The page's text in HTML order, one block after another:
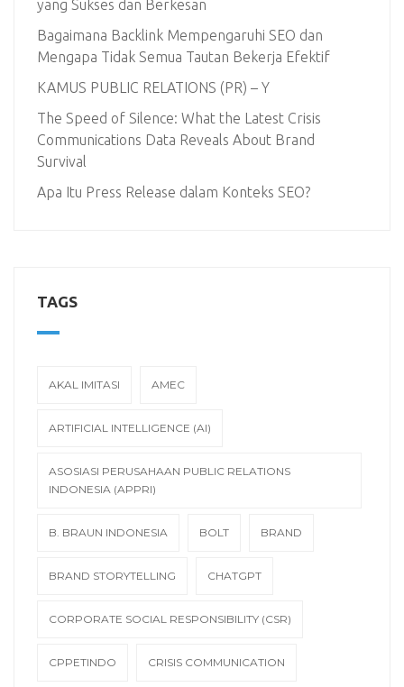
yang Sukses dan Berkesan
Bagaimana Backlink Mempengaruhi SEO dan
Mengapa Tidak Semua Tautan Bekerja Efektif
KAMUS PUBLIC RELATIONS (PR) – Y
The Speed of Silence: What the Latest Crisis
Communications Data Reveals About Brand
Survival
Apa Itu Press Release dalam Konteks SEO?
TAGS
AKAL IMITASI AMEC
ARTIFICIAL INTELLIGENCE (AI)
ASOSIASI PERUSAHAAN PUBLIC RELATIONS
INDONESIA (APPRI)
B. BRAUN INDONESIA BOLT BRAND
BRAND STORYTELLING CHATGPT
CORPORATE SOCIAL RESPONSIBILITY (CSR)
CPPETINDO CRISIS COMMUNICATION